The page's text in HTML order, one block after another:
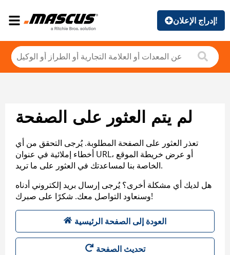
إدراج الإعلان!
لم يتم العثور على الصفحة
تعذر العثور على الصفحة المطلوبة. يُرجى التحقق من أي
أخطاء إملائية في عنوان URL، أو عرض خريطة الموقع
الخاصة بنا لمساعدتك في العثور على ما تريد.
هل لديك أي مشكلة أخرى؟ يُرجى إرسال بريد إلكتروني أدناه
وسنعاود التواصل معك. شكرًا على صبرك!
العودة إلى الصفحة الرئيسية
تحديث الصفحة